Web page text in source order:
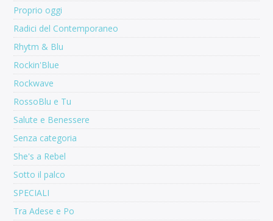
Proprio oggi
Radici del Contemporaneo
Rhytm & Blu
Rockin'Blue
Rockwave
RossoBlu e Tu
Salute e Benessere
Senza categoria
She's a Rebel
Sotto il palco
SPECIALI
Tra Adese e Po